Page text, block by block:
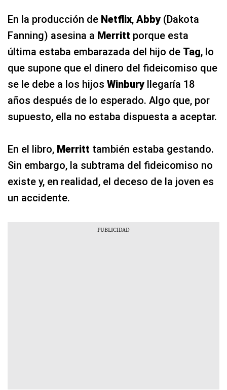
En la producción de Netflix, Abby (Dakota
Fanning) asesina a Merritt porque esta
última estaba embarazada del hijo de Tag, lo
que supone que el dinero del fideicomiso que
se le debe a los hijos Winbury llegaría 18
años después de lo esperado. Algo que, por
supuesto, ella no estaba dispuesta a aceptar.
En el libro, Merritt también estaba gestando.
Sin embargo, la subtrama del fideicomiso no
existe y, en realidad, el deceso de la joven es
un accidente.